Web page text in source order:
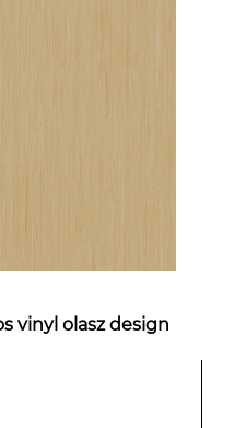
vinyl olasz design